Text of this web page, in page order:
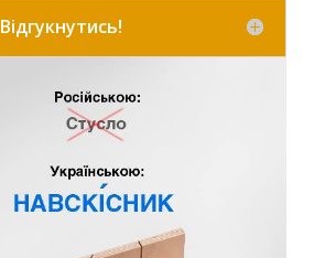
Відгукнутись!